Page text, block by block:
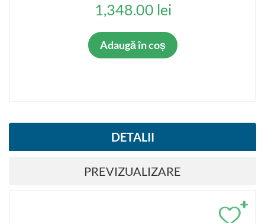
Inlocuit
1,348.00 lei
Adaugă în coș
DETALII
PREVIZUALIZARE
+